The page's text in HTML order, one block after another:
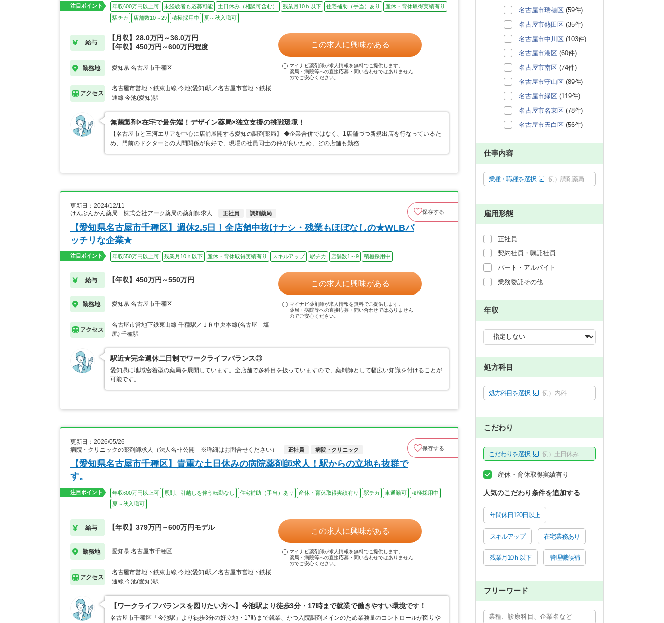
注目ポイント 年収600万円以上可 未経験者も応募可能 土日休み（相談可含む） 残業月10ｈ以下 住宅補助（手当）あり
産休・育休取得実績有り
駅チカ
店舗数10～29 積極採用中 夏～秋入職可
給与
【月収】28.0万円～36.0万円
【年収】450万円～600万円程度
勤務地 愛知県 名古屋市千種区
アクセス
名古屋市営地下鉄東山線 今池(愛知)駅／名古屋市営地下鉄桜
通線 今池(愛知)駅
この求人に興味がある
マイナビ薬剤師が求人情報を無料でご提供します。
薬局・病院等への直接応募・問い合わせではありません
のでご安心ください。
無菌製剤×在宅で最先端！デザイン薬局×独立支援の挑戦環境！
【名古屋市と三河エリアを中心に店舗展開する愛知の調剤薬局】 ◆企業合併ではなく、1店舗づつ新規出店を行なっているた
め、門前のドクターとの人間関係が良好で、現場の社員同士の仲が良いため、どの店舗も勤務…
更新日：2024/12/11
けんぶんかん薬局 株式会社アーク薬局の薬剤師求人
正社員 調剤薬局 保存する
【愛知県名古屋市千種区】週休2.5日！全店舗中抜けナシ・残業もほぼなしの★WLBバ
ッチリな企業★
注目ポイント 年収550万円以上可 残業月10ｈ以下 産休・育休取得実績有り スキルアップ 駅チカ 店舗数1～9 積極採用中
給与 【年収】450万円～550万円
勤務地 愛知県 名古屋市千種区
アクセス
名古屋市営地下鉄東山線 千種駅／ＪＲ中央本線(名古屋－塩
尻) 千種駅
この求人に興味がある
マイナビ薬剤師が求人情報を無料でご提供します。
薬局・病院等への直接応募・問い合わせではありません
のでご安心ください。
駅近★完全週休二日制でワークライフバランス◎
愛知県に地域密着型の薬局を展開しています。全店舗で多科目を扱っていますので、薬剤師として幅広い知識を付けることが
可能です。
更新日：2026/05/26
病院・クリニックの薬剤師求人（法人名非公開 ※詳細はお問合せください）
正社員 病院・クリニック 保存する
【愛知県名古屋市千種区】貴重な土日休みの病院薬剤師求人！駅からの立地も抜群で
す。
注目ポイント 年収600万円以上可 原則、引越しを伴う転勤なし 住宅補助（手当）あり 産休・育休取得実績有り 駅チカ 車通勤可
積極採用中
夏～秋入職可
給与 【年収】379万円～600万円モデル
勤務地 愛知県 名古屋市千種区
アクセス
名古屋市営地下鉄東山線 今池(愛知)駅／名古屋市営地下鉄桜
通線 今池(愛知)駅
この求人に興味がある
マイナビ薬剤師が求人情報を無料でご提供します。
薬局・病院等への直接応募・問い合わせではありません
のでご安心ください。
【ワークライフバランスを図りたい方へ】今池駅より徒歩3分・17時まで就業で働きやすい環境です！
名古屋市千種区「今池駅」より徒歩3分の好立地・17時まで就業、かつ入院調剤メインのため業務量のコントロールが図りや
名古屋市瑞穂区 (59件)
名古屋市熱田区 (35件)
名古屋市中川区 (103件)
名古屋市港区 (60件)
名古屋市南区 (74件)
名古屋市守山区 (89件)
名古屋市緑区 (119件)
名古屋市名東区 (78件)
名古屋市天白区 (56件)
仕事内容
業種・職種を選択 例）調剤薬局
雇用形態
正社員
契約社員・嘱託社員
パート・アルバイト
業務委託その他
年収
処方科目
処方科目を選択 例）内科
こだわり
こだわりを選択 例）土日休み
産休・育休取得実績有り
人気のこだわり条件を追加する
年間休日120日以上
スキルアップ 在宅業務あり
残業月10ｈ以下 管理職候補
フリーワード